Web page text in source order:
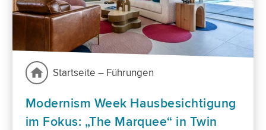
Startseite – Führungen
Modernism Week Hausbesichtigung
im Fokus: „The Marquee“ in Twin